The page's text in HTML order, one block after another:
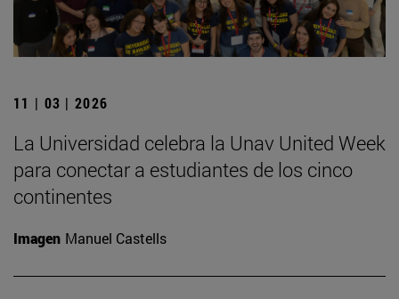
11 | 03 | 2026
La Universidad celebra la Unav United Week
para conectar a estudiantes de los cinco
continentes
Imagen Manuel Castells